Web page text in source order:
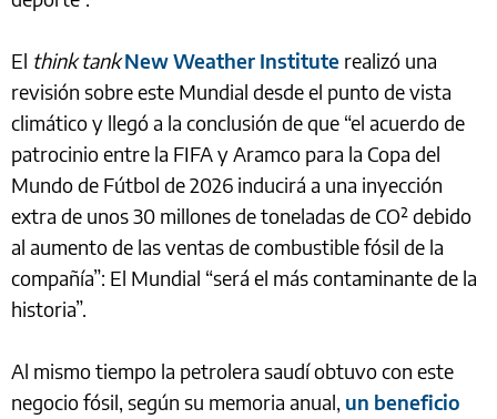
El think tankNew Weather Institute realizó una
revisión sobre este Mundial desde el punto de vista
climático y llegó a la conclusión de que “el acuerdo de
patrocinio entre la FIFA y Aramco para la Copa del
Mundo de Fútbol de 2026 inducirá a una inyección
extra de unos 30 millones de toneladas de CO₂ debido
al aumento de las ventas de combustible fósil de la
compañía”: El Mundial “será el más contaminante de la
historia”.
Al mismo tiempo la petrolera saudí obtuvo con este
negocio fósil, según su memoria anual, un beneficio